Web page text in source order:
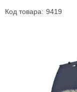
Код товара: 9419